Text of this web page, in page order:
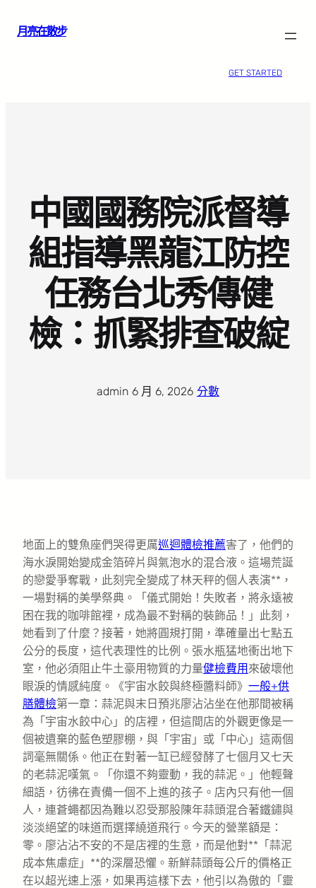
月亮在散步
GET STARTED
中國國務院派督導
組指導黑龍江防控
任務台北秀傳健
檢：抓緊排查破綻
admin 6 月 6, 2026 分數
地面上的雙魚座們哭得更厲巡迴體檢推薦害了，他們的
海水淚開始變成金箔碎片與氣泡水的混合液。這場荒誕
的戀愛爭奪戰，此刻完全變成了林天秤的個人表演**，
一場對稱的美學祭典。「儀式開始！失敗者，將永遠被
困在我的咖啡館裡，成為最不對稱的裝飾品！」此刻，
她看到了什麼？接著，她將圓規打開，準確量出七點五
公分的長度，這代表理性的比例。張水瓶猛地衝出地下
室，他必須阻止牛土豪用物質的力量健檢費用 來破壞他
眼淚的情感純度。《宇宙水餃與終極醬料師》 一般+供
膳體檢第一章：蒜泥與末日預兆廖沾沾坐在他那間被稱
為「宇宙水餃中心」的店裡，但這間店的外觀更像是一
個被遺棄的藍色塑膠棚，與「宇宙」或「中心」這兩個
詞毫無關係。他正在對著一缸已經發酵了七個月又七天
的老蒜泥嘆氣。「你還不夠靈動，我的蒜泥。」他輕聲
細語，彷彿在責備一個不上進的孩子。店內只有他一個
人，連蒼蠅都因為難以忍受那股陳年蒜頭混合著鐵鏽與
淡淡絕望的味道而選擇繞道飛行。今天的營業額是：
零。廖沾沾不安的不是店裡的生意，而是他對**「蒜泥
成本焦慮症」**的深層恐懼。新鮮蒜頭每公斤的價格正
在以超光速上漲，如果再這樣下去，他引以為傲的「靈